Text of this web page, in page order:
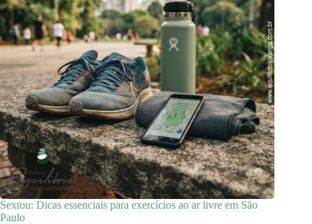
Sextou: Dicas essenciais para exercícios ao ar livre em São
Paulo